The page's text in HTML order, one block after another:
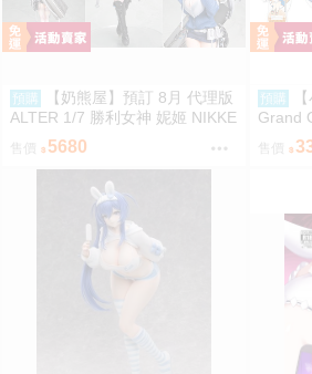
預購
【奶熊屋】預訂 8月 代理版
ALTER 1/7 勝利女神 妮姬 NIKKE
蒂亞 0920
售價 5680
預購
Grand
ルス
售價